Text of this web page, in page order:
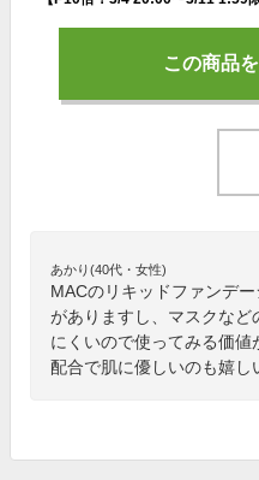
この商品
あかり(40代・女性)
MACのリキッドファンデ
がありますし、マスクなど
にくいので使ってみる価
配合で肌に優しいのも嬉し